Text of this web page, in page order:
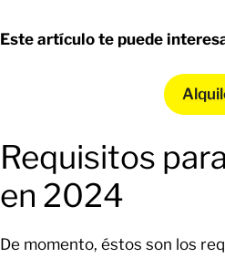
Este artículo te puede
Requisitos
en 2024
De momento, éstos son los